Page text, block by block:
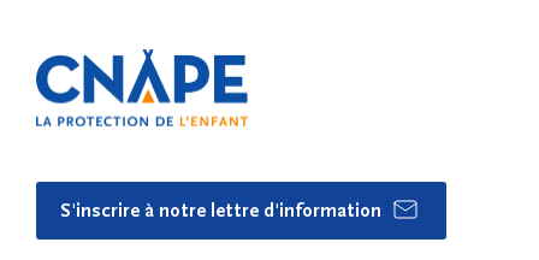
S'inscrire à notre lettre d'information